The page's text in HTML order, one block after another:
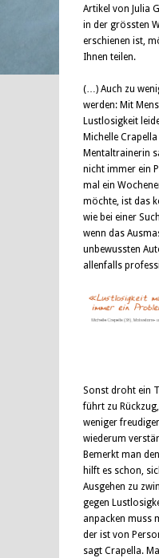
Artikel von Julia
in der grössten
erschienen ist,
Ihnen teilen.
(…) Auch zu
werden: Mit
Lustlosigkeit
Michelle
Mentaltrainerin
nicht immer ein
mal ein
möchte, ist das
wie bei einer
wenn das
unbewussten
allenfalls
Sonst droht ein
führt zu
weniger
wiederum
Bemerkt man
hilft es schon,
Ausgehen zu
gegen
anpacken muss
der ist von
sagt Crapella.